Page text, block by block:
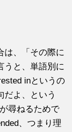
は、「その際に
うと、単語別に
inというの
だよ、という
尋ねるためで
、つまり理